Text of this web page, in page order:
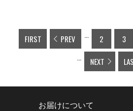
FIRST PREV ... 2 3
...
NEXT
お届けについて